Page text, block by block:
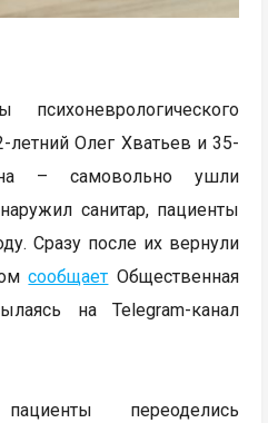
Олег Хватьев и 35-
– самовольно ушли
санитар, пациенты
Сразу после их вернули
сообщает Общественная
на Telegram-канал
переоделись